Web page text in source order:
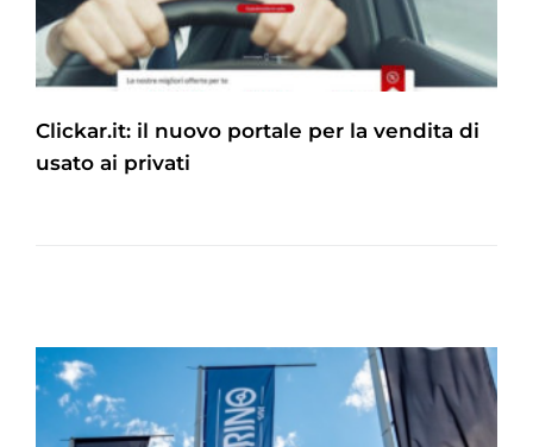
Clickar.it: il nuovo portale per la vendita di
usato ai privati